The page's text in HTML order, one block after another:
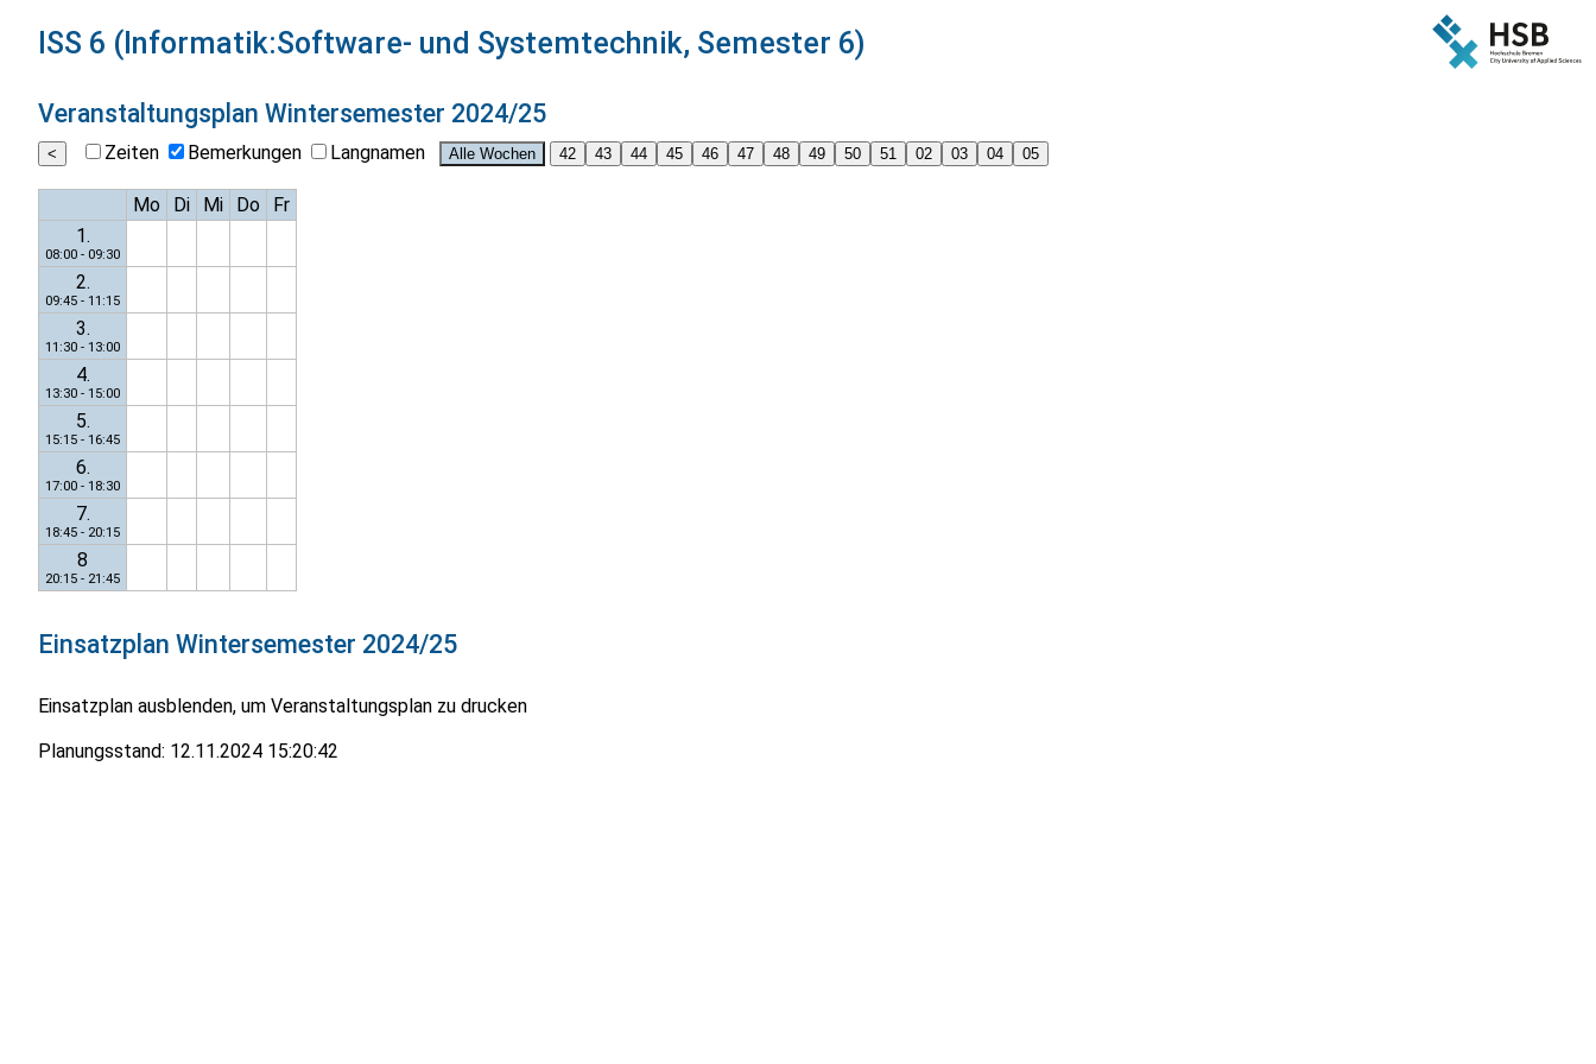
ISS 6 (Informatik:Software- und Systemtechnik, Semester 6)
Veranstaltungsplan Wintersemester 2024/25
Zeiten Bemerkungen Langnamen
Mo Di Mi Do
Fr
1.
08:00 - 09:30
2.
09:45 - 11:15
3.
11:30 - 13:00
4.
13:30 - 15:00
5.
15:15 - 16:45
6.
17:00 - 18:30
7.
18:45 - 20:15
8
20:15 - 21:45
Einsatzplan Wintersemester 2024/25
Einsatzplan ausblenden, um Veranstaltungsplan zu drucken
Planungsstand: 12.11.2024 15:20:42